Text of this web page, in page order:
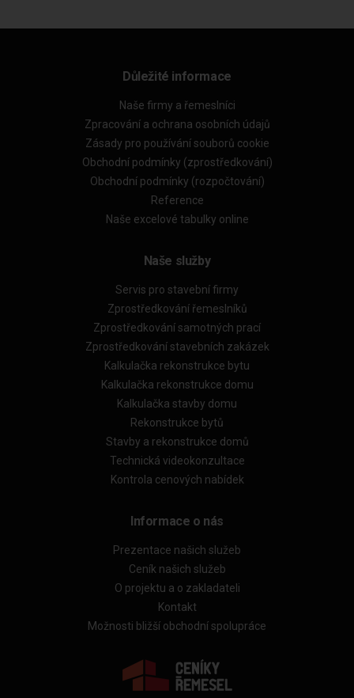
Důležité informace
Naše firmy a řemeslníci
Zpracování a ochrana osobních údajů
Zásady pro používání souborů cookie
Obchodní podmínky (zprostředkování)
Obchodní podmínky (rozpočtování)
Reference
Naše excelové tabulky online
Naše služby
Servis pro stavební firmy
Zprostředkování řemeslníků
Zprostředkování samotných prací
Zprostředkování stavebních zakázek
Kalkulačka rekonstrukce bytu
Kalkulačka rekonstrukce domu
Kalkulačka stavby domu
Rekonstrukce bytů
Stavby a rekonstrukce domů
Technická videokonzultace
Kontrola cenových nabídek
Informace o nás
Prezentace našich služeb
Ceník našich služeb
O projektu a o zakladateli
Kontakt
Možnosti bližší obchodní spolupráce